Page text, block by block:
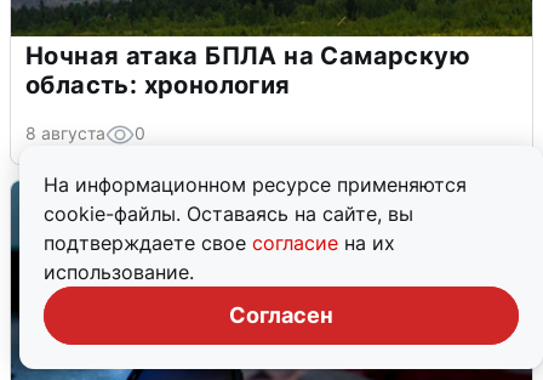
На информационном ресурсе применяются
cookie-файлы. Оставаясь на сайте, вы
подтверждаете свое согласие на их
использование.
Согласен
Ночная атака БПЛА на Самарскую
область: хронология
8 августа 0